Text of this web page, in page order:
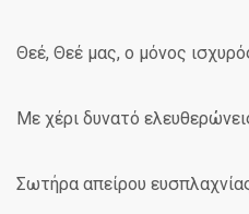
Θεέ, Θεέ μας, ο μόνος
Με χέρι δυνατό
Σωτήρα απείρου